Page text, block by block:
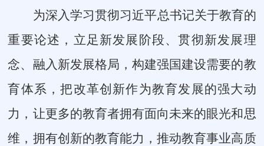
为深入学习贯彻习近平总书记关于教育的
重要论述，立足新发展阶段、贯彻新发展理
念、融入新发展格局，构建强国建设需要的教
育体系，把改革创新作为教育发展的强大动
力，让更多的教育者拥有面向未来的眼光和思
维，拥有创新的教育能力，推动教育事业高质